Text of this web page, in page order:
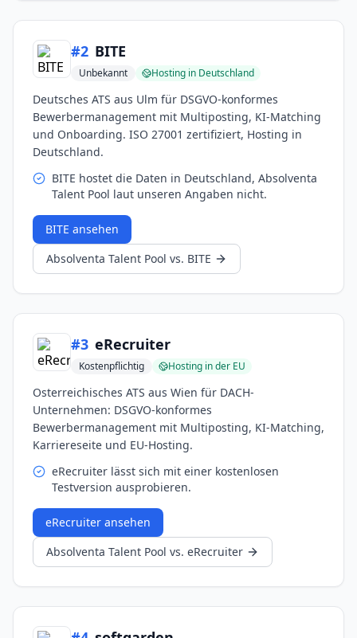
#2 BITE
Unbekannt Hosting in Deutschland
Deutsches ATS aus Ulm für DSGVO-konformes
Bewerbermanagement mit Multiposting, KI-Matching
und Onboarding. ISO 27001 zertifiziert, Hosting in
Deutschland.
BITE hostet die Daten in Deutschland, Absolventa
Talent Pool laut unseren Angaben nicht.
BITE ansehen
Absolventa Talent Pool vs. BITE
#3 eRecruiter
Kostenpflichtig Hosting in der EU
Osterreichisches ATS aus Wien für DACH-
Unternehmen: DSGVO-konformes
Bewerbermanagement mit Multiposting, KI-Matching,
Karriereseite und EU-Hosting.
eRecruiter lässt sich mit einer kostenlosen
Testversion ausprobieren.
eRecruiter ansehen
Absolventa Talent Pool vs. eRecruiter